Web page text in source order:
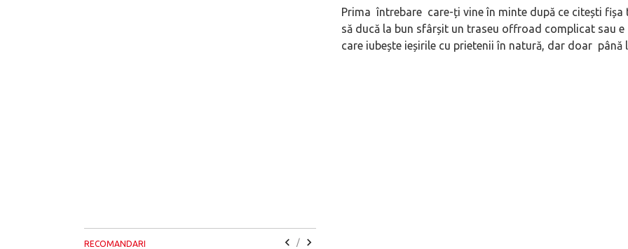
Prima întrebare care-ți vine în minte după ce citești
să ducă la bun sfârșit un traseu offroad complicat sau
care iubește ieșirile cu prietenii în natură, dar doar până
RECOMANDARI /